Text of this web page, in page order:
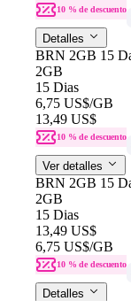
10 % de descuento
Detalles
BRN 2GB 15
2GB
15 Dias
6,75 US$/GB
13,49 US$
10 % de descuento
Ver detalles
BRN 2GB 15
2GB
15 Dias
13,49 US$
6,75 US$/GB
10 % de descuento
Detalles